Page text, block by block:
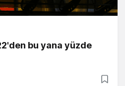
bu yana yüzde